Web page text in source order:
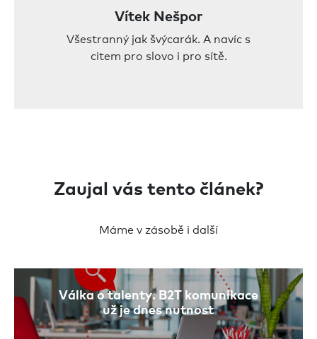
Vítek Nešpor
Všestranný jak švýcarák. A navíc s
citem pro slovo i pro sítě.
Zaujal vás tento článek?
Máme v zásobě i další
Válka o talenty. B2T komunikace
už je dnes nutnost